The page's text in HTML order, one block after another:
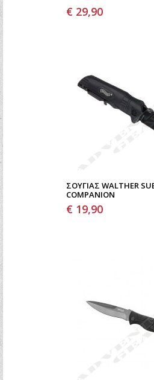
€ 29,90
ΣΟΥΓΙΆΣ WALTHER
COMPANION
€ 19,90